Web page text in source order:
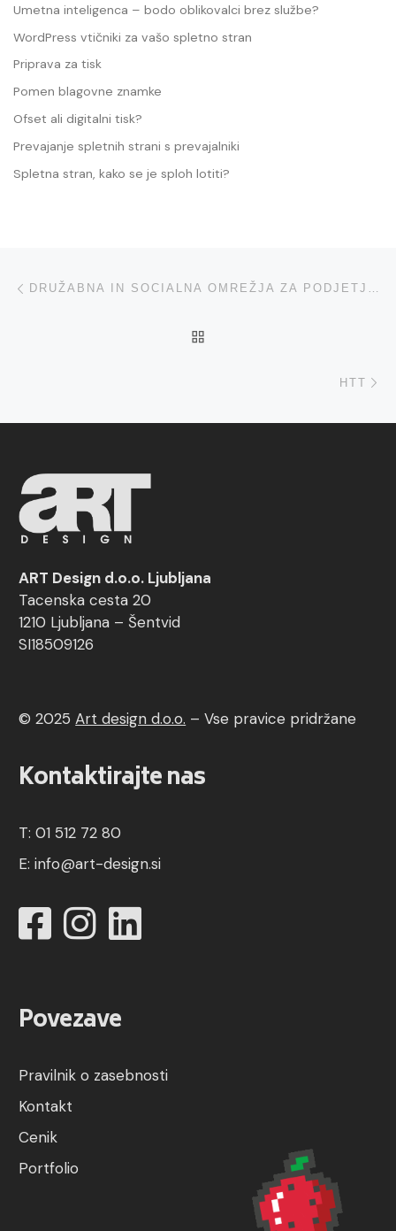
Umetna inteligenca – bodo oblikovalci brez službe?
WordPress vtičniki za vašo spletno stran
Priprava za tisk
Pomen blagovne znamke
Ofset ali digitalni tisk?
Prevajanje spletnih strani s prevajalniki
Spletna stran, kako se je sploh lotiti?
Navigacija med prispevki
HTT
ART Design d.o.o. Ljubljana
Tacenska cesta 20
1210 Ljubljana – Šentvid
SI18509126
© 2025 Art design d.o.o. – Vse pravice pridržane
Kontaktirajte nas
T: 01 512 72 80
E:info@art-design.si
Povezave
Pravilnik o zasebnosti
Kontakt
Cenik
Portfolio